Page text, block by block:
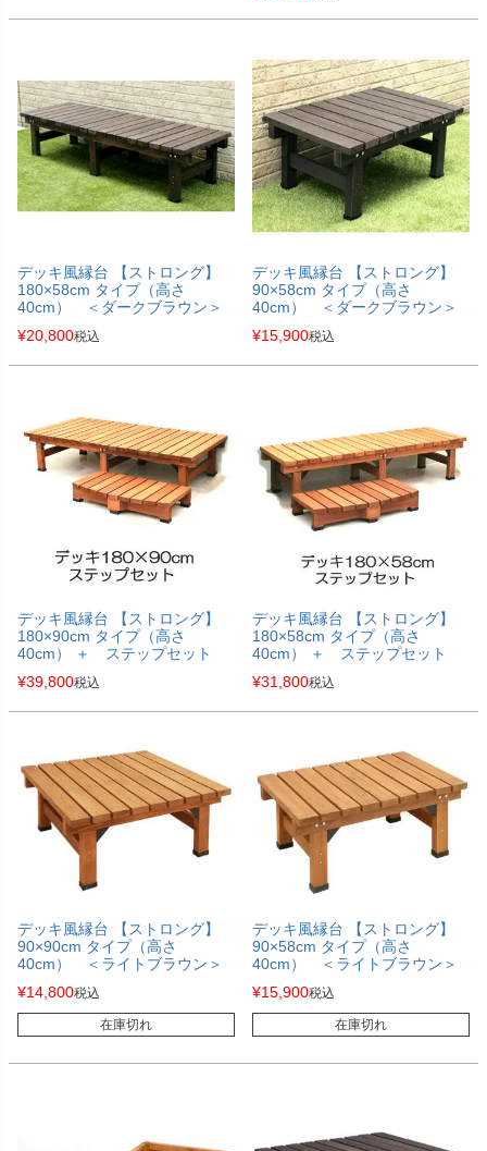
デッキ風縁台 【ストロング】
180×58cm タイプ（高さ
40cm） ＜ダークブラウン＞
¥20,800税込
デッキ風縁台 【ストロング】
90×58cm タイプ（高さ
40cm） ＜ダークブラウン＞
¥15,900税込
デッキ風縁台 【ストロング】
180×90cm タイプ（高さ
40cm） ＋ ステップセット
¥39,800税込
デッキ風縁台 【ストロング】
180×58cm タイプ（高さ
40cm） ＋ ステップセット
¥31,800税込
デッキ風縁台 【ストロング】
90×90cm タイプ（高さ
40cm） ＜ライトブラウン＞
¥14,800税込
在庫切れ
デッキ風縁台 【ストロング】
90×58cm タイプ（高さ
40cm） ＜ライトブラウン＞
¥15,900税込
在庫切れ